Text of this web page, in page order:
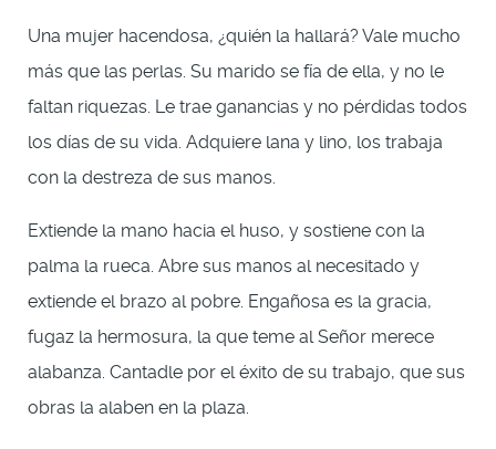
Una mujer hacendosa, ¿quién la hallará? Vale mucho
más que las perlas. Su marido se fía de ella, y no le
faltan riquezas. Le trae ganancias y no pérdidas todos
los días de su vida. Adquiere lana y lino, los trabaja
con la destreza de sus manos.
Extiende la mano hacia el huso, y sostiene con la
palma la rueca. Abre sus manos al necesitado y
extiende el brazo al pobre. Engañosa es la gracia,
fugaz la hermosura, la que teme al Señor merece
alabanza. Cantadle por el éxito de su trabajo, que sus
obras la alaben en la plaza.